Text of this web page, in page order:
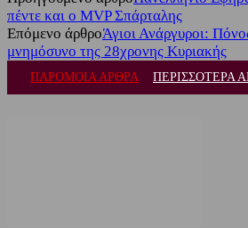
πέντε και ο MVP Σπάρταλης
Επόμενο άρθροΆγιοι Ανάργυροι:
μνημόσυνο της 28χρονης Κυριακής
ΠΑΡΟΜΟΙΑ ΑΡΘΡΑ ΠΕΡΙΣΣΟΤΕΡΑ